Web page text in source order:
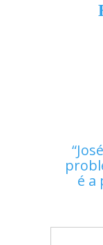
é a